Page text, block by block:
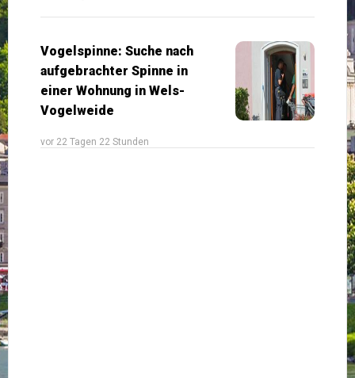
Vogelspinne: Suche nach
aufgebrachter Spinne in
einer Wohnung in Wels-
Vogelweide
vor 22 Tagen 22 Stunden